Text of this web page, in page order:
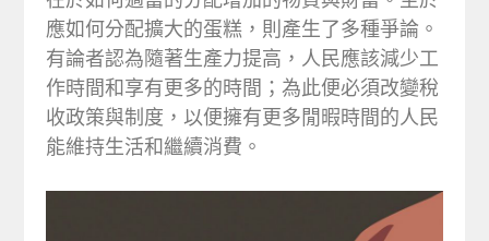
應如何分配擴大的蛋糕，則產生了多種爭論。
有論者認為隨著生產力提高，人民應該減少工
作時間和享有更多的時間；為此便必須改變稅
收政策與制度，以便擁有更多閒暇時間的人民
能維持生活和繼續消費。